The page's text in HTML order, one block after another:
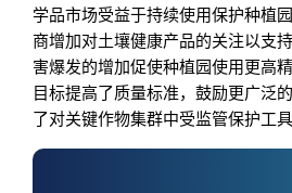
学品市场受益于持续使用保护种植
商增加对土壤健康产品的关注以支
害爆发的增加促使种植园使用更高
目标提高了质量标准，鼓励更广泛
了对关键作物集群中受监管保护工具